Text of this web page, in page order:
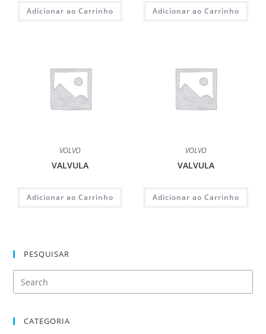
Adicionar ao Carrinho Adicionar ao Carrinho
VOLVO
VALVULA
Adicionar ao Carrinho
VOLVO
VALVULA
Adicionar ao Carrinho
PESQUISAR
CATEGORIA